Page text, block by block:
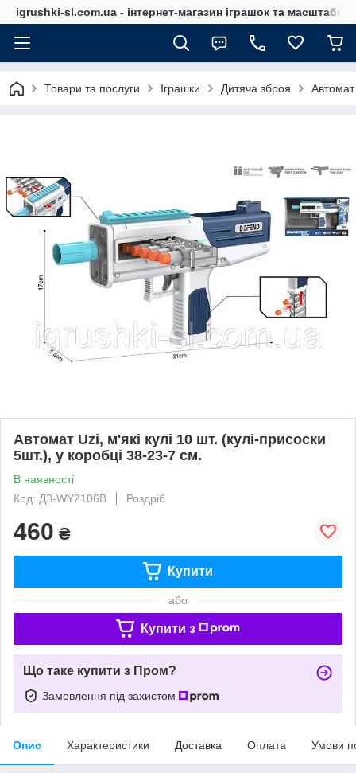
igrushki-sl.com.ua - інтернет-магазин іграшок та
Товари та послуги Іграшки Дитяча зброя Автомат
Автомат Uzi, м'які кулі 10 шт. (кулі-присоски
5шт.), у коробці 38-23-7 см.
В наявності
Код: ДЗ-WY2106B
Роздріб
460 ₴
Купити
або
Купити з
Що таке купити з Пром?
Замовлення під захистом
Опис Характеристики Доставка Оплата Умови